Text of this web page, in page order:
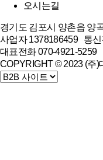
오시는길
경기도 김포시 양촌읍 양
사업자 1378186459 통
대표전화 070-4921-5259
COPYRIGHT © 2023 (주)